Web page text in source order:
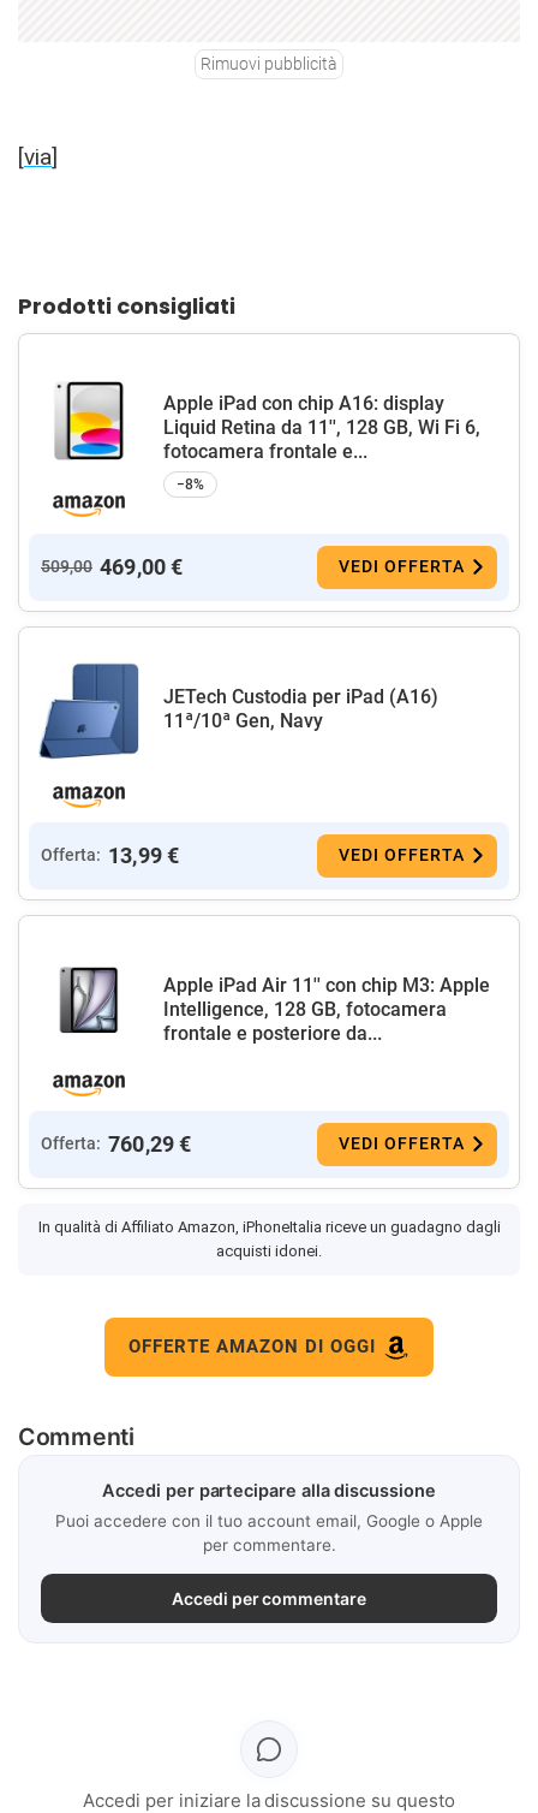
Rimuovi pubblicità
[via]
Prodotti consigliati
Apple iPad con chip A16: display
Liquid Retina da 11'', 128 GB, Wi Fi 6,
fotocamera frontale e...
−8%
509,00 469,00 € VEDI OFFERTA
JETech Custodia per iPad (A16)
11ª/10ª Gen, Navy
Offerta: 13,99 € VEDI OFFERTA
Apple iPad Air 11'' con chip M3: Apple
Intelligence, 128 GB, fotocamera
frontale e posteriore da...
Offerta: 760,29 € VEDI OFFERTA
In qualità di Affiliato Amazon, iPhoneItalia riceve un guadagno dagli
acquisti idonei.
OFFERTE AMAZON DI OGGI
Commenti
Accedi per partecipare alla discussione
Puoi accedere con il tuo account email, Google o Apple
per commentare.
Accedi per commentare
Accedi per iniziare la discussione su questo